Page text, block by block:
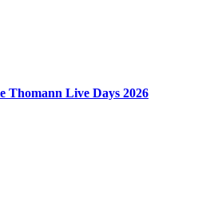
Thomann Live Days 2026